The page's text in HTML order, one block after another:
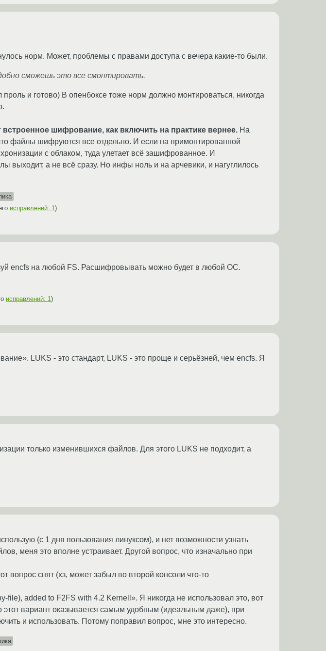
норм. Может, проблемы с правами доступа с вечера какие-то были.
сможешь это все cмонтировать.
и готово) В опенбоксе тоже норм должно монтироваться, никогда
шифрование, как включить на практике вернее. На
файлы шифруются все отдельно. И если на примонтированной
с облаком, туда улетает всё зашифрованное. И
выходит, а не всё сразу. Но инфы ноль и на арчевики, и нагуглилось
исправлений: 1 )
encfs на любой FS. Расшифровывать можно будет в любой ОС.
исправлений: 1 )
LUKS - это стандарт, LUKS - это проще и серьёзней, чем encfs. Я
только изменившихся файлов. Для этого LUKS не подходит, а
(с 1 дня пользования линуксом), и нет возможности узнать
меня это вполне устраивает. Другой вопрос, что изначально при
снят (хз, может забыл во второй консоли что-то
file), added to F2FS with 4.2 Kernell». Я никогда не использовал это, вот
этот вариант оказывается самым удобным (идеальным даже), при
и использовать. Потому поправил вопрос, мне это интересно.